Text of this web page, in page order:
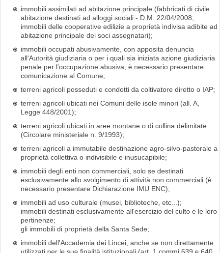
immobili assimilati ad abitazione principale (fabbricati di civile
abitazione destinati ad alloggi sociali - D.M. 22/04/2008;
immobili delle cooperative edilizie a proprietà indivisa adibite ad
abitazione principale dei soci assegnatari);
immobili occupati abusivamente, con apposita denuncia
all'Autorità giudiziaria o per i quali sia iniziata azione giudiziaria
penale per l'occupazione abusiva; è necessario presentare
comunicazione al Comune;
terreni agricoli posseduti e condotti da coltivatore diretto o IAP;
terreni agricoli ubicati nei Comuni delle isole minori (all. A,
Legge 448/2001);
terreni agricoli ubicati in aree montane o di collina delimitate
(Circolare ministeriale n. 9/1993);
terreni agricoli a immutabile destinazione agro-silvo-pastorale a
proprietà collettiva o indivisibile e inusucapibile;
immobili degli enti non commerciali, solo se destinati
esclusivamente allo svolgimento di attività non commerciali (è
necessario presentare Dichiarazione IMU ENC);
immobili ad uso culturale (musei, biblioteche, etc...);
immobili destinati esclusivamente all'esercizio del culto e le loro
pertinenze;
gli immobili di proprietà della Santa Sede;
immobili dell'Accademia dei Lincei, anche se non direttamente